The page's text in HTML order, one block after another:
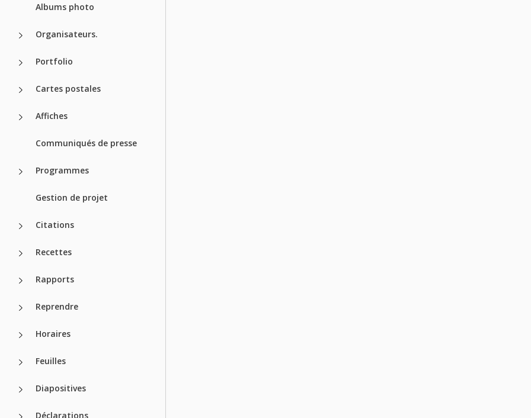
Albums photo
Organisateurs.
Portfolio
Cartes postales
Affiches
Communiqués de presse
Programmes
Gestion de projet
Citations
Recettes
Rapports
Reprendre
Horaires
Feuilles
Diapositives
Déclarations